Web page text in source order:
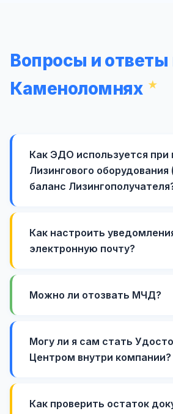
Вопросы и ответы
Каменоломнях
Как ЭДО используется при
Лизингового оборудования
баланс
Как настроить
электронную почту?
Можно ли отозвать МЧД?
Могу ли я сам стать
Центром внутри компании?
Как проверить остаток